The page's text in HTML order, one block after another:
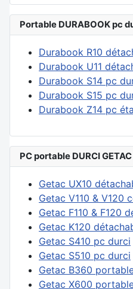
Portable DURABOOK pc
Durabook R10
Durabook U11
Durabook S14 pc
Durabook S15 pc
Durabook Z14 pc
PC portable DURCI
Getac UX10
Getac V110 & V120
Getac F110 & F120
Getac K120
Getac S410 pc durci
Getac S510 pc durci
Getac B360
Getac X600